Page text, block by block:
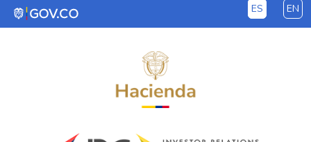
Saltar al contenido principal ES EN